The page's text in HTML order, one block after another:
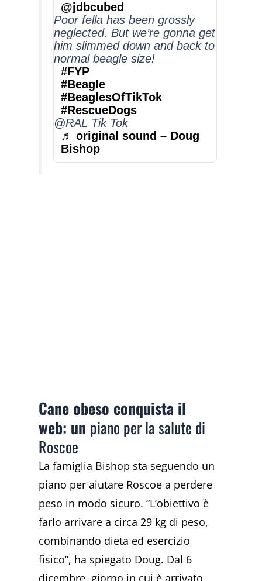
@jdbcubed
Poor fella has been grossly
neglected. But we’re gonna get
him slimmed down and back to
normal beagle size!
#FYP
#Beagle
#BeaglesOfTikTok
#RescueDogs
@RAL Tik Tok
♬ original sound – Doug
Bishop
Cane obeso conquista il
web: un piano per la salute di
Roscoe
La famiglia Bishop sta seguendo un
piano per aiutare Roscoe a perdere
peso in modo sicuro. “L’obiettivo è
farlo arrivare a circa 29 kg di peso,
combinando dieta ed esercizio
fisico”, ha spiegato Doug. Dal 6
dicembre, giorno in cui è arrivato